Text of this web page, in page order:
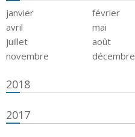
janvier février
avril
mai
juillet
août
novembre
décembre
2018
2017